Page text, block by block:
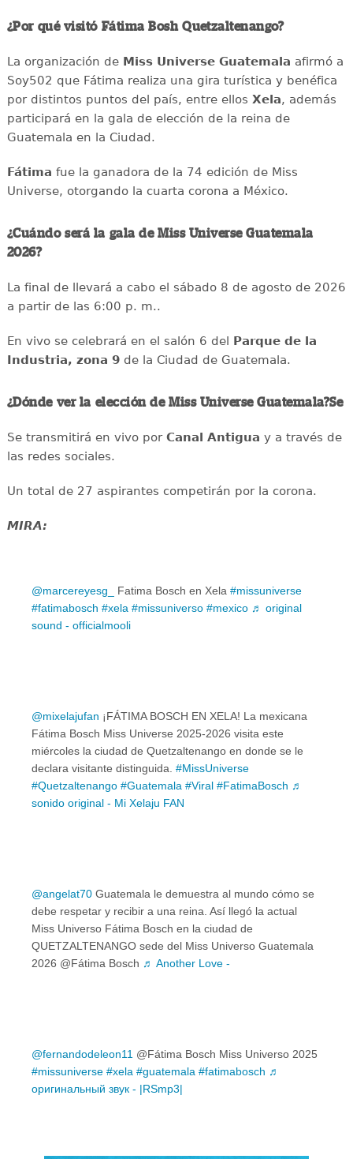
¿Por qué visitó Fátima Bosh Quetzaltenango?
La organización de Miss Universe Guatemala afirmó a
Soy502 que Fátima realiza una gira turística y benéfica
por distintos puntos del país, entre ellos Xela, además
participará en la gala de elección de la reina de
Guatemala en la Ciudad.
Fátima fue la ganadora de la 74 edición de Miss
Universe, otorgando la cuarta corona a México.
¿Cuándo será la gala de Miss Universe Guatemala
2026?
La final de llevará a cabo el sábado 8 de agosto de 2026
a partir de las 6:00 p. m..
En vivo se celebrará en el salón 6 del Parque de la
Industria, zona 9de la Ciudad de Guatemala.
¿Dónde ver la elección de Miss Universe Guatemala?Se
Se transmitirá en vivo porCanal Antigua y a través de
las redes sociales.
Un total de 27 aspirantes competirán por la corona.
MIRA:
@marcereyesg_ Fatima Bosch en Xela #missuniverse
#fatimabosch #xela #missuniverso #mexico ♬ original
sound - officialmooli
@mixelajufan ¡FÁTIMA BOSCH EN XELA! La mexicana
Fátima Bosch Miss Universe 2025-2026 visita este
miércoles la ciudad de Quetzaltenango en donde se le
declara visitante distinguida. #MissUniverse
#Quetzaltenango #Guatemala #Viral #FatimaBosch ♬
sonido original - Mi Xelaju FAN
@angelat70 Guatemala le demuestra al mundo cómo se
debe respetar y recibir a una reina. Así llegó la actual
Miss Universo Fátima Bosch en la ciudad de
QUETZALTENANGO sede del Miss Universo Guatemala
2026 @Fátima Bosch ♬ Another Love -
@fernandodeleon11 @Fátima Bosch Miss Universo 2025
#missuniverse #xela #guatemala #fatimabosch ♬
оригинальный звук - |RSmp3|